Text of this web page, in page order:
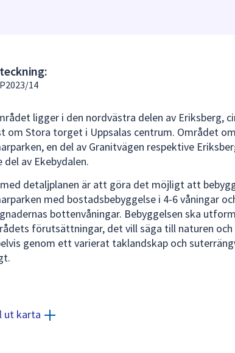
Använd
piltangenterna
att
navigera
mellan
sökförslagen
och
enter
för
att
välja
något
14
ligger i den nordvästra delen av Eriksberg,
om Stora torget i Uppsalas centrum. Området
en del av Granitvägen respektive
del av Ekebydalen.
detaljplanen är att göra det möjligt att
med bostadsbebyggelse i 4-6 våningar
bottenvåningar. Bebyggelsen ska
förutsättningar, det vill säga till naturen
genom ett varierat taklandskap och
ut karta